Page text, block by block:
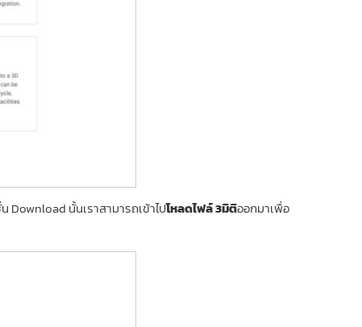
Download นั้นเราสามารถเข้าไปโหลดไฟล์ 3มิติออกมาเพื่อ